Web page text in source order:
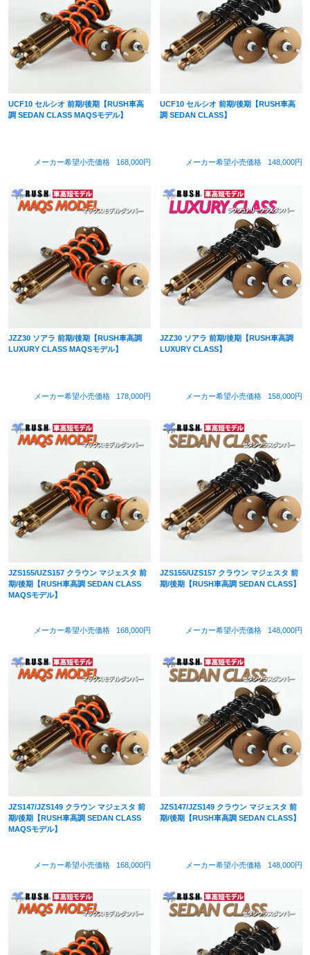
UCF10 セルシオ 前期/後期【RUSH車高
調 SEDAN CLASS MAQSモデル】
メーカー希望小売価格 168,000円
UCF10 セルシオ 前期/後期【RUSH車高
調 SEDAN CLASS】
メーカー希望小売価格 148,000円
JZZ30 ソアラ 前期/後期【RUSH車高調
LUXURY CLASS MAQSモデル】
メーカー希望小売価格 178,000円
JZZ30 ソアラ 前期/後期【RUSH車高調
LUXURY CLASS】
メーカー希望小売価格 158,000円
JZS155/UZS157 クラウン マジェスタ 前
期/後期【RUSH車高調 SEDAN CLASS
MAQSモデル】
メーカー希望小売価格 168,000円
JZS155/UZS157 クラウン マジェスタ 前
期/後期【RUSH車高調 SEDAN CLASS】
メーカー希望小売価格 148,000円
JZS147/JZS149 クラウン マジェスタ 前
期/後期【RUSH車高調 SEDAN CLASS
MAQSモデル】
メーカー希望小売価格 168,000円
JZS147/JZS149 クラウン マジェスタ 前
期/後期【RUSH車高調 SEDAN CLASS】
メーカー希望小売価格 148,000円